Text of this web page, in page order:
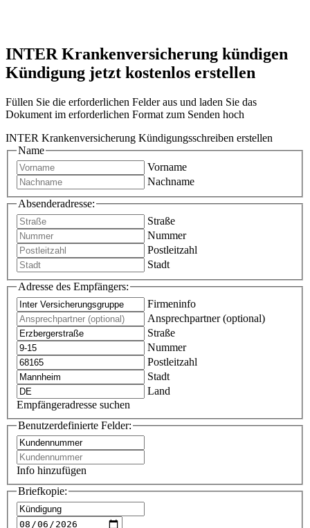
INTER Krankenversicherung kündigen
Kündigung jetzt kostenlos erstellen
Füllen Sie die erforderlichen Felder aus und laden Sie das
Dokument im erforderlichen Format zum Senden hoch
INTER Krankenversicherung Kündigungsschreiben erstellen
Name
Vorname
Nachname
Absenderadresse:
Straße
Nummer
Postleitzahl
Stadt
Adresse des Empfängers:
Firmeninfo
Ansprechpartner (optional)
Straße
Nummer
Postleitzahl
Stadt
Land
Empfängeradresse suchen
Benutzerdefinierte Felder:
Info hinzufügen
Briefkopie: